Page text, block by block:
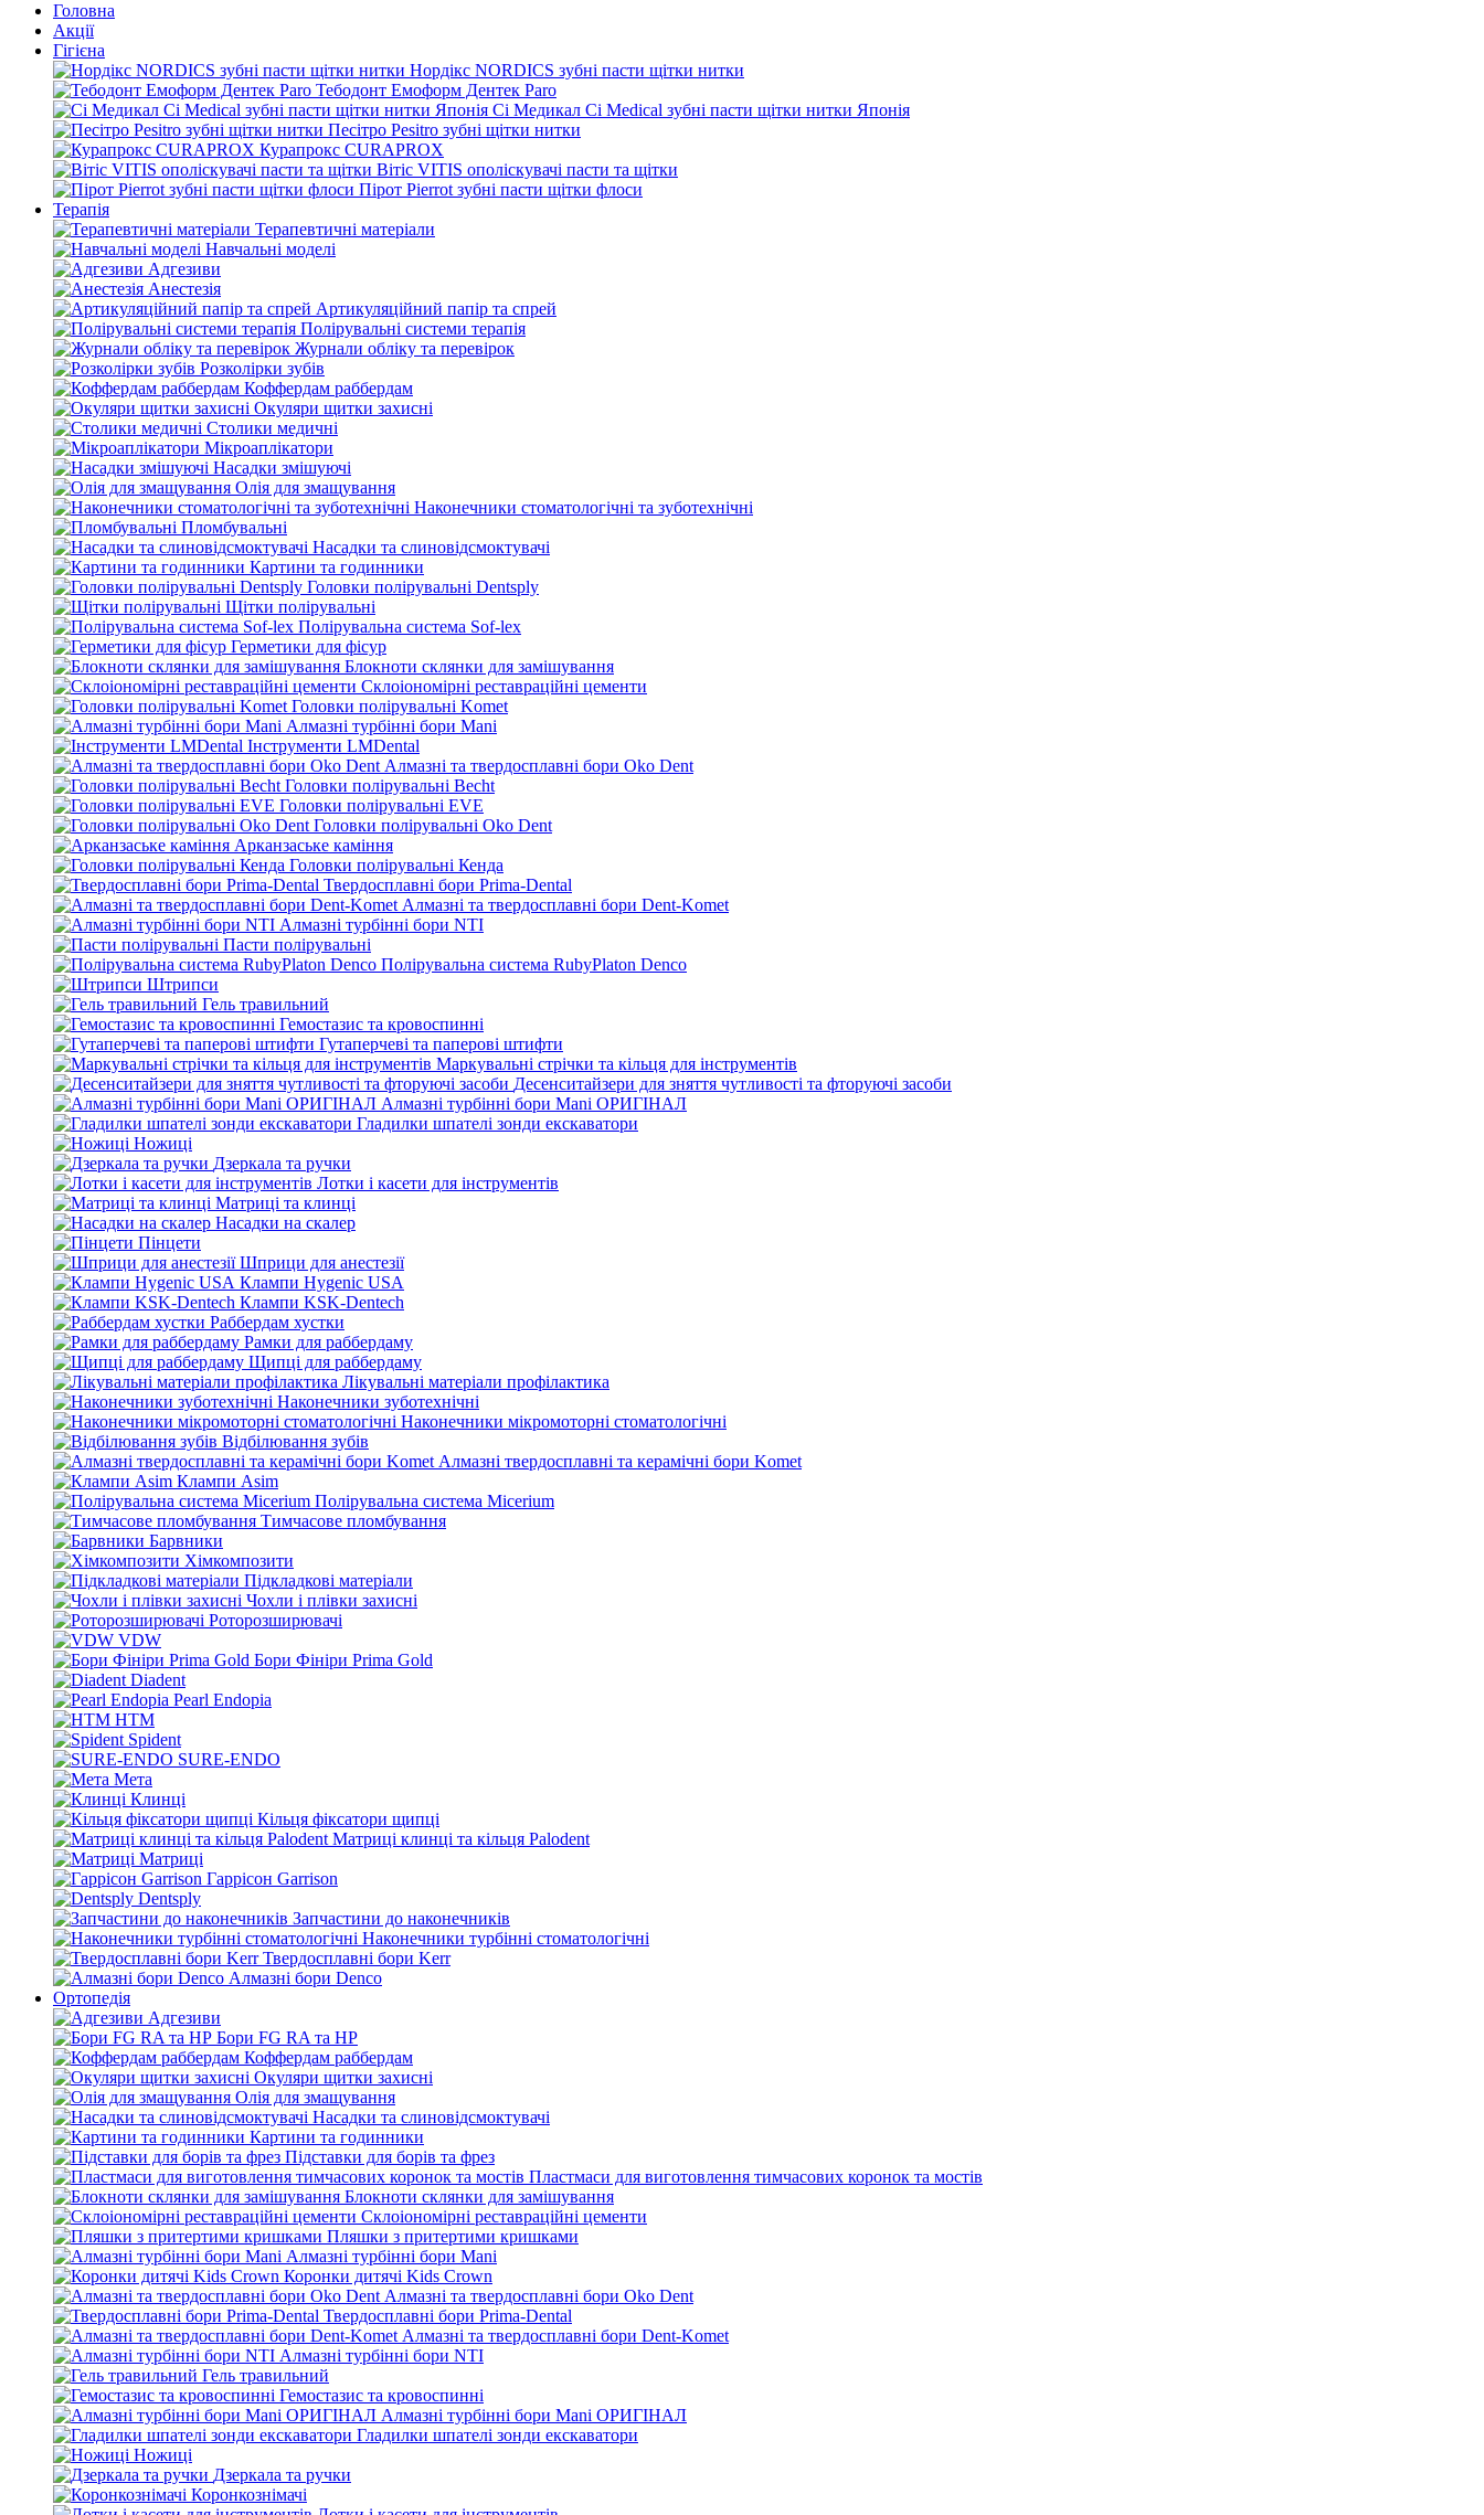
Головна
Акції
Гігієна
Нордікс NORDICS зубні пасти щітки нитки
Тебодонт Емоформ Дентек Paro
Сі Медикал Ci Medical зубні пасти щітки нитки Японія
Песітро Pesitro зубні щітки нитки
Курапрокс CURAPROX
Вітіс VITIS ополіскувачі пасти та щітки
Пірот Pierrot зубні пасти щітки флоси
Терапія
Терапевтичні матеріали
Навчальні моделі
Адгезиви
Анестезія
Артикуляційний папір та спрей
Полірувальні системи терапія
Журнали обліку та перевірок
Розколірки зубів
Коффердам раббердам
Окуляри щитки захисні
Столики медичні
Мікроаплікатори
Насадки змішуючі
Олія для змащування
Наконечники стоматологічні та зуботехнічні
Пломбувальні
Насадки та слиновідсмоктувачі
Картини та годинники
Головки полірувальні Dentsply
Щітки полірувальні
Полірувальна система Sof-lex
Герметики для фісур
Блокноти склянки для замішування
Склоіономірні реставраційні цементи
Головки полірувальні Komet
Алмазні турбінні бори Mani
Інструменти LMDental
Алмазні та твердосплавні бори Oko Dent
Головки полірувальні Becht
Головки полірувальні EVE
Головки полірувальні Oko Dent
Арканзаське каміння
Головки полірувальні Кенда
Твердосплавні бори Prima-Dental
Алмазні та твердосплавні бори Dent-Komet
Алмазні турбінні бори NTI
Пасти полірувальні
Полірувальна система RubyPlaton Denco
Штрипси
Гель травильний
Гемостазис та кровоспинні
Гутаперчеві та паперові штифти
Маркувальні стрічки та кільця для інструментів
Десенситайзери для зняття чутливості та фторуючі засоби
Алмазні турбінні бори Mani ОРИГІНАЛ
Гладилки шпателі зонди екскаватори
Ножиці
Дзеркала та ручки
Лотки і касети для інструментів
Матриці та клинці
Насадки на скалер
Пінцети
Шприци для анестезії
Клампи Hygenic USA
Клампи KSK-Dentech
Раббердам хустки
Рамки для раббердаму
Щипці для раббердаму
Лікувальні матеріали профілактика
Наконечники зуботехнічні
Наконечники мікромоторні стоматологічні
Відбілювання зубів
Алмазні твердосплавні та керамічні бори Komet
Клампи Asim
Полірувальна система Micerium
Тимчасове пломбування
Барвники
Хімкомпозити
Підкладкові матеріали
Чохли і плівки захисні
Роторозширювачі
VDW
Бори Фініри Prima Gold
Diadent
Pearl Endopia
HTM
Spident
SURE-ENDO
Мета
Клинці
Кільця фіксатори щипці
Матриці клинці та кільця Palodent
Матриці
Гаррісон Garrison
Dentsply
Запчастини до наконечників
Наконечники турбінні стоматологічні
Твердосплавні бори Kerr
Алмазні бори Denco
Ортопедія
Адгезиви
Бори FG RA та HP
Коффердам раббердам
Окуляри щитки захисні
Олія для змащування
Насадки та слиновідсмоктувачі
Картини та годинники
Підставки для борів та фрез
Пластмаси для виготовлення тимчасових коронок та мостів
Блокноти склянки для замішування
Склоіономірні реставраційні цементи
Пляшки з притертими кришками
Алмазні турбінні бори Mani
Коронки дитячі Kids Crown
Алмазні та твердосплавні бори Oko Dent
Твердосплавні бори Prima-Dental
Алмазні та твердосплавні бори Dent-Komet
Алмазні турбінні бори NTI
Гель травильний
Гемостазис та кровоспинні
Алмазні турбінні бори Mani ОРИГІНАЛ
Гладилки шпателі зонди екскаватори
Ножиці
Дзеркала та ручки
Коронкознімачі